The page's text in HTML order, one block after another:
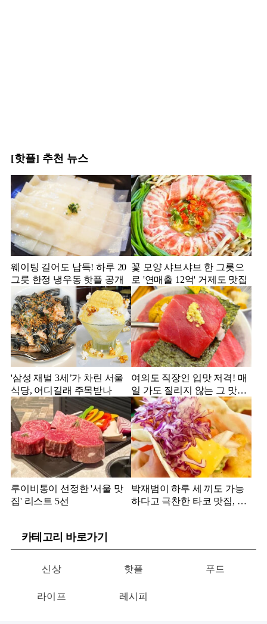
[핫플] 추천 뉴스
웨이팅 길어도 납득! 하루 20
그릇 한정 냉우동 핫플 공개
꽃 모양 샤브샤브 한 그릇으
로 '연매출 12억' 거제도 맛집
'삼성 재벌 3세’가 차린 서울
식당, 어디길래 주목받나
여의도 직장인 입맛 저격! 매
일 가도 질리지 않는 그 맛집
은?
루이비통이 선정한 '서울 맛
집' 리스트 5선
박재범이 하루 세 끼도 가능
하다고 극찬한 타코 맛집, 어
카테고리 바로가기
신상 핫플 푸드
라이프 레시피